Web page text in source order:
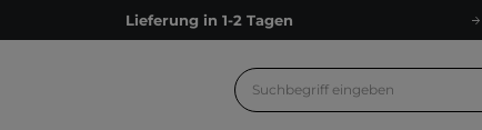
Lieferung in 1-2 Tagen
Kostenloser Versand ab 60 €